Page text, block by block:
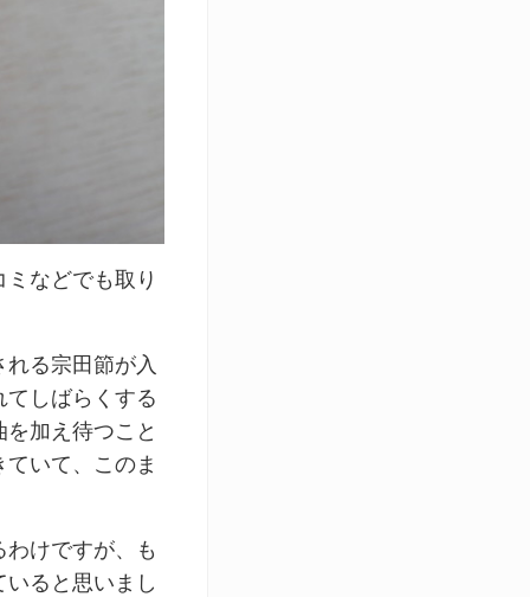
などでも取り
る宗田節が入
しばらくする
加え待つこと
いて、このま
けですが、も
ると思いまし